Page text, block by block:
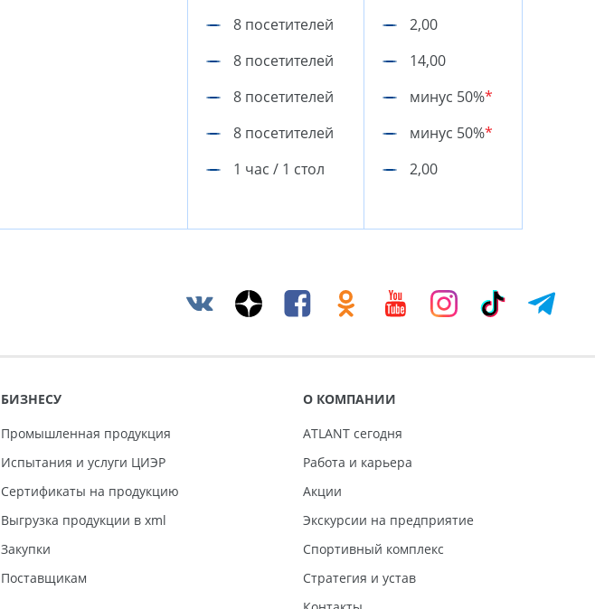
8 посетителей
8 посетителей
8 посетителей
8 посетителей
1 час / 1 стол
2,00
14,00
минус 50%*
минус 50%*
2,00
БИЗНЕСУ
Промышленная продукция
Испытания и услуги ЦИЭР
Сертификаты на продукцию
Выгрузка продукции в xml
Закупки
Поставщикам
О КОМПАНИИ
ATLANT сегодня
Работа и карьера
Акции
Экскурсии на предприятие
Спортивный комплекс
Стратегия и устав